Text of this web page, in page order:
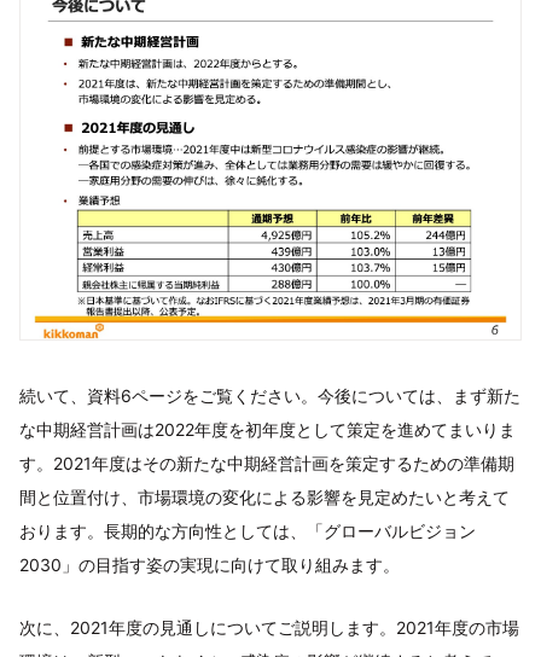
続いて、資料6ページをご覧ください。今後については、まず新た
な中期経営計画は2022年度を初年度として策定を進めてまいりま
す。2021年度はその新たな中期経営計画を策定するための準備期
間と位置付け、市場環境の変化による影響を見定めたいと考えて
おります。長期的な方向性としては、「グローバルビジョン
2030」の目指す姿の実現に向けて取り組みます。
次に、2021年度の見通しについてご説明します。2021年度の市場